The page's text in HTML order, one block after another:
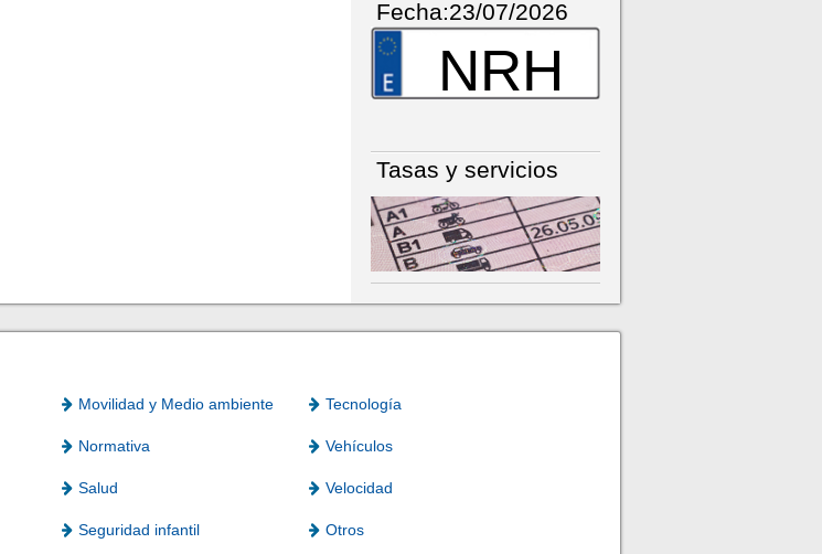
Fecha:23/07/2026
NRH
Tasas y servicios
Movilidad y Medio ambiente Tecnología
Normativa Vehículos
Salud Velocidad
Seguridad infantil Otros